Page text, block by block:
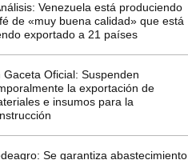
Venezuela está produciendo
de «muy buena calidad» que está
exportado a 21 países
Gaceta Oficial: Suspenden
la exportación de
e insumos para la
Se garantiza abastecimiento